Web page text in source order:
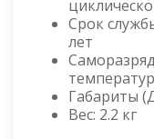
Срок
лет
Габариты
Вес: 2.2 кг